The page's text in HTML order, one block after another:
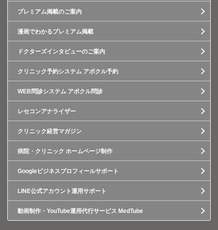
プレミアム掲載のご案内
漫画でわかるプレミアム掲載
ドクターズインタビューのご案内
クリニック予約システム アポクル予約
WEB問診システム アポクル問診
レセコンアナライザー
クリニック経営マガジン
病院・クリニック ホームページ制作
Googleビジネスプロフィールサポート
LINE公式アカウント運用サポート
動画制作・YouTube運用代行サービス MedTube